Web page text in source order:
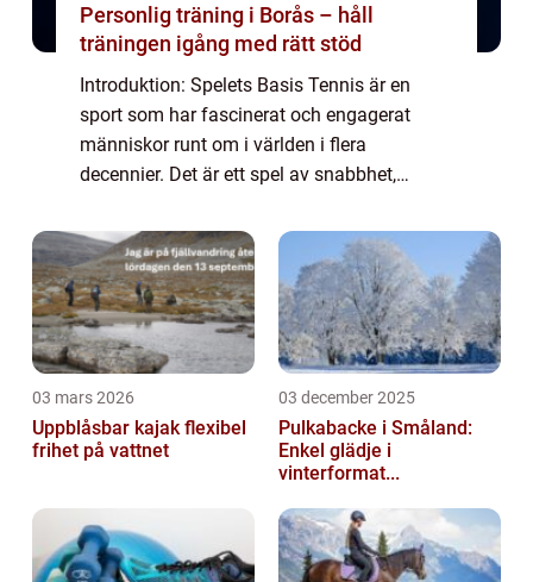
Personlig träning i Borås – håll
träningen igång med rätt stöd
Introduktion: Spelets Basis Tennis är en
sport som har fascinerat och engagerat
människor runt om i världen i flera
decennier. Det är ett spel av snabbhet,
tennis är poängräkningen, där ”noll i tennis...
03 mars 2026
Uppblåsbar kajak flexibel
frihet på vattnet
03 december 2025
Pulkabacke i Småland:
Enkel glädje i
vinterformat...